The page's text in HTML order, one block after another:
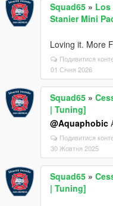
Squad65 » Los
Stanier Mini
Loving it. More
Подивитися
01 Січня 2026
Squad65 »
| Tuning]
@Aquaphobic
Подивитися
30 Жовтня 2025
Squad65 »
| Tuning]